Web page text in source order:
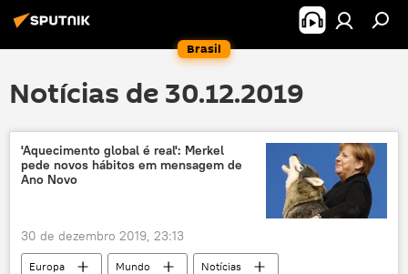
Brasil
Notícias de 30.12.2019
'Aquecimento global é real': Merkel
pede novos hábitos em mensagem de
Ano Novo
30 de dezembro 2019, 23:13
Europa Mundo
Notícias